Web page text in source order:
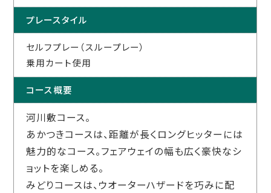
プレースタイル
セルフプレー（スループレー）
乗用カート使用
コース概要
河川敷コース。
あかつきコースは、距離が長くロングヒッターには
魅力的なコース。フェアウェイの幅も広く豪快なシ
ョットを楽しめる。
みどりコースは、ウオーターハザードを巧みに配